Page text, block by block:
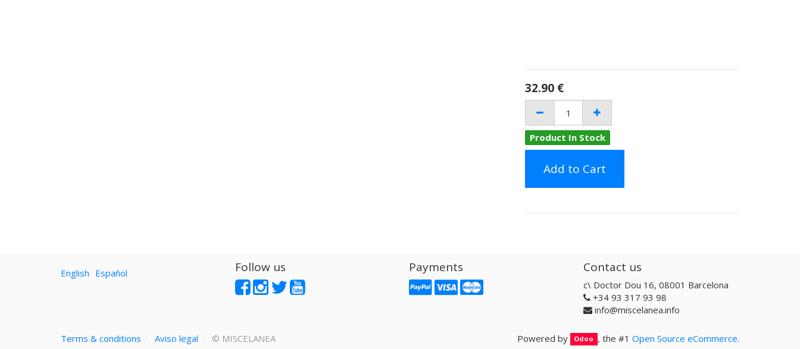
32.90 €
Product In Stock
Add to Cart
English Español Follow us Payments Contact us
c\ Doctor Dou 16, 08001 Barcelona
+34 93 317 93 98
info@miscelanea.info
Powered by Odoo , the #1 Open Source eCommerce.
Terms & conditions · Aviso legal · © MISCELANEA